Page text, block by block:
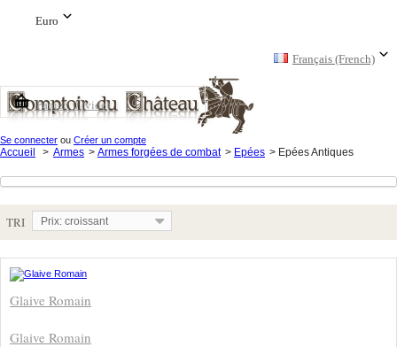
Euro
Français (French)
Se connecter ou Créer un compte
Panier: 0 (vide)
Accueil > Armes > Armes forgées de combat > Epées > Epées Antiques
TRI Prix: croissant
Glaive Romain
Glaive Romain